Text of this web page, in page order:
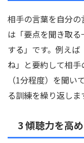
相手の言葉を自分
は「要点を聞き取
する」です。例え
ね」と要約して相
（1分程度）を聞
る訓練を繰り返しま
3 傾聴力を高